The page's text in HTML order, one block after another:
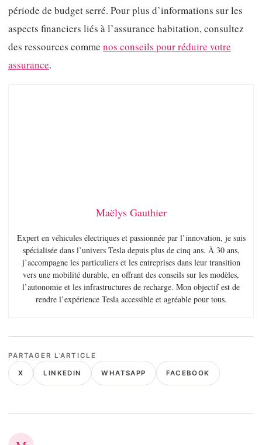
période de budget serré. Pour plus d’informations sur les
aspects financiers liés à l’assurance habitation, consultez
des ressources comme nos conseils pour réduire votre
assurance.
Maëlys Gauthier
Expert en véhicules électriques et passionnée par l’innovation, je suis
spécialisée dans l’univers Tesla depuis plus de cinq ans. À 30 ans,
j’accompagne les particuliers et les entreprises dans leur transition
vers une mobilité durable, en offrant des conseils sur les modèles,
l’autonomie et les infrastructures de recharge. Mon objectif est de
rendre l’expérience Tesla accessible et agréable pour tous.
PARTAGER L’ARTICLE
X LINKEDIN WHATSAPP FACEBOOK